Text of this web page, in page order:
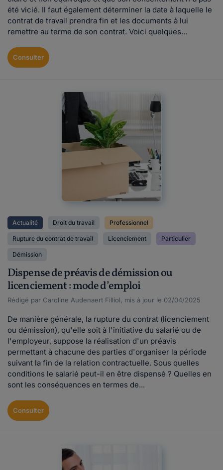
été vicié. Il faut également déterminer la date à laquelle le
contrat de travail prendra fin et les documents à lui
remettre au terme de son contrat. Voici quelques...
Consulter
Actualité Droit du travail Professionnel
Rupture du contrat de travail Licenciement Particulier
Démission
Dispense de préavis de démission ou
licenciement : mode d’emploi
Rédigé par Caroline Audenaert Filliol, mis à jour le 02/04/2025
De manière générale, la rupture du contrat (licenciement
ou démission), qu'elle soit à l'initiative du salarié ou de
l'employeur, suppose la réalisation d'un préavis
permettant à chacune des parties d'organiser la période
suivant la fin de la relation contractuelle. Sous quelles
conditions le salarié peut-il en être dispensé ? Quelles en
sont les conséquences en termes de...
Consulter